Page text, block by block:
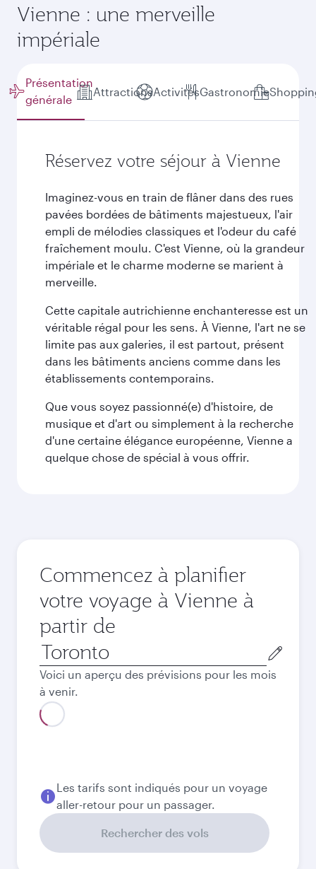
Vienne : une merveille
impériale
Présentation
générale
AttractionsActivitésGastronomie
Réservez votre séjour à Vienne
Imaginez-vous en train de flâner dans des rues
pavées bordées de bâtiments majestueux, l'air
empli de mélodies classiques et l'odeur du café
fraîchement moulu. C'est Vienne, où la grandeur
impériale et le charme moderne se marient à
merveille.
Cette capitale autrichienne enchanteresse est un
véritable régal pour les sens. À Vienne, l'art ne se
limite pas aux galeries, il est partout, présent
dans les bâtiments anciens comme dans les
établissements contemporains.
Que vous soyez passionné(e) d'histoire, de
musique et d'art ou simplement à la recherche
d'une certaine élégance européenne, Vienne a
quelque chose de spécial à vous offrir.
Commencez à planifier
votre voyage à Vienne à
partir de
Ville
de
départ
Voici un aperçu des prévisions pour les mois
à venir.
Septembre
2026